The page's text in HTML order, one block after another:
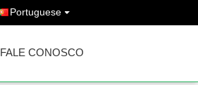
Portuguese
FALE CONOSCO